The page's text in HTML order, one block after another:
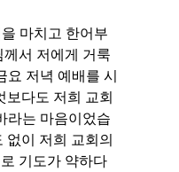
마치고 한어부
서 저에게 거룩
요 저녁 예배를 시
보다도 저희 교회
라는 마음이었습
없이 저희 교회의
기도가 약하다